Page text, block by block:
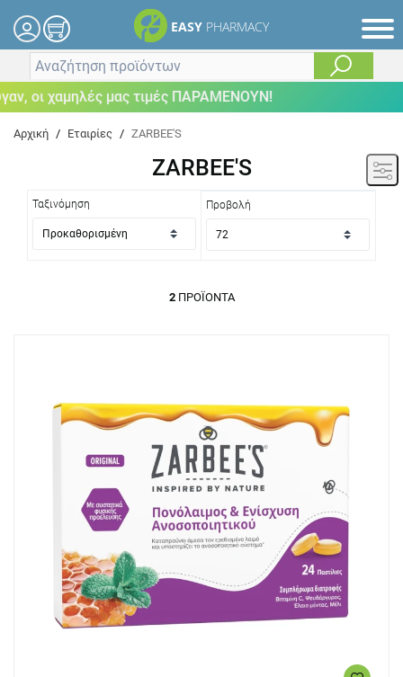
EASY PHARMACY
οι χαμηλές μας τιμές ΠΑΡΑΜΕΝΟΥΝ!
Αρχική / Εταιρίες / ZARBEE'S
ZARBEE'S
Ταξινόμηση Προβολή
2ΠΡΟΪΌΝΤΑ